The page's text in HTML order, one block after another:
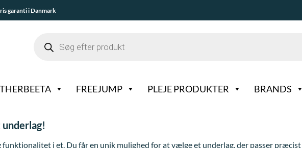
garanti i Danmark
search
FREEJUMP PLEJE PRODUKTER BRANDS
i et. Du får en unik mulighed for at vælge et underlag, der passer